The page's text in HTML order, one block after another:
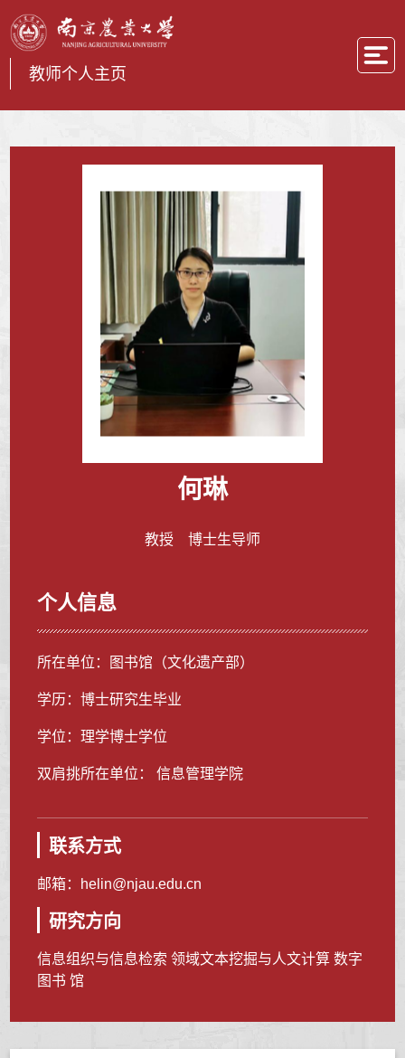
教师个人主页
何琳
教授 博士生导师
个人信息
所在单位：图书馆（文化遗产部）
学历：博士研究生毕业
学位：理学博士学位
双肩挑所在单位： 信息管理学院
联系方式
邮箱： helin@njau.edu.cn
研究方向
信息组织与信息检索 领域文本挖掘与人文计算 数字
图书 馆